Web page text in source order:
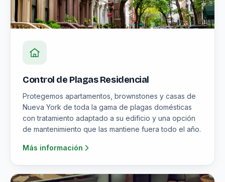
Control de Plagas Residencial
Protegemos apartamentos, brownstones y casas de
Nueva York de toda la gama de plagas domésticas
con tratamiento adaptado a su edificio y una opción
de mantenimiento que las mantiene fuera todo el año.
Más información